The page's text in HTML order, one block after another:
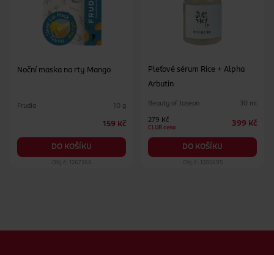
Noční maska na rty Mango
Frudia 10 g
159 Kč
DO KOŠÍKU
Obj. č.: 1267266
Pleťové sérum Rice + Alpha
Arbutin
Beauty of Joseon 30 ml
279 Kč
CLUB cena
399 Kč
DO KOŠÍKU
Obj. č.: 1205695